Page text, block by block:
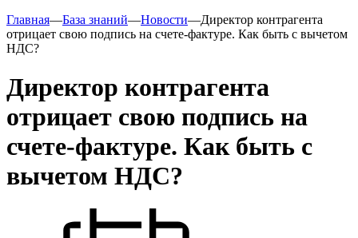
Главная—База знаний—Новости—Директор контрагента
отрицает свою подпись на счете-фактуре. Как быть с вычетом
НДС?
Директор контрагента
отрицает свою подпись на
счете-фактуре. Как быть с
вычетом НДС?